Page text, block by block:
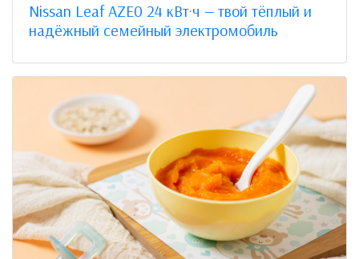
Nissan Leaf AZE0 24 кВт·ч — твой тёплый и
надёжный семейный электромобиль